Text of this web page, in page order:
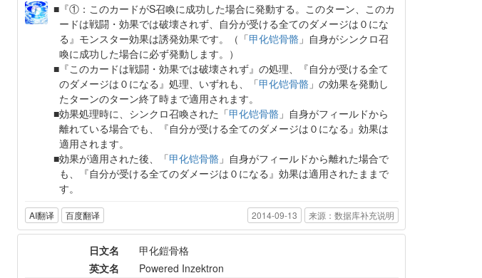
『①：このカードがS召喚に成功した場合に発動する。このターン、このカ
ードは戦闘・効果では破壊されず、自分が受ける全てのダメージは０にな
る』モンスター効果は誘発効果です。（「甲化铠骨骼 」自身がシンクロ召
喚に成功した場合に必ず発動します。）
『このカードは戦闘・効果では破壊されず』の処理、『自分が受ける全て
のダメージは０になる』処理、いずれも、「甲化铠骨骼 」の効果を発動し
たターンのターン終了時まで適用されます。
効果処理時に、シンクロ召喚された「甲化铠骨骼 」自身がフィールドから
離れている場合でも、『自分が受ける全てのダメージは０になる』効果は
適用されます。
効果が適用された後、「甲化铠骨骼 」自身がフィールドから離れた場合で
も、『自分が受ける全てのダメージは０になる』効果は適用されたままで
す。
AI翻译 百度翻译 2014-09-13 来源：数据库补充说明
日文名
甲化鎧骨格
英文名
Powered Inzektron